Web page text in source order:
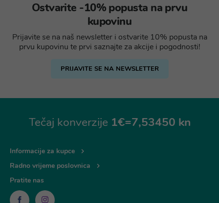
Ostvarite -10% popusta na prvu
kupovinu
Prijavite se na naš newsletter i ostvarite 10% popusta na
prvu kupovinu te prvi saznajte za akcije i pogodnosti!
PRIJAVITE SE NA NEWSLETTER
Tečaj konverzije 1€=7,53450 kn
Informacije za kupce
Radno vrijeme poslovnica
Pratite nas